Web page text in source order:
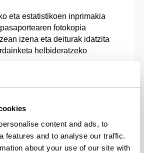
content and ads, to
features and to analyse our traffic.
about your use of our site with
eta estatistikoen inprimakia
fotokopia
izena eta deiturak idatzita
helbideratzeko
akademikoengatik
prezioak finkatzeko Eusko
duen aginduaren arabera
ugariak, terrorismoko